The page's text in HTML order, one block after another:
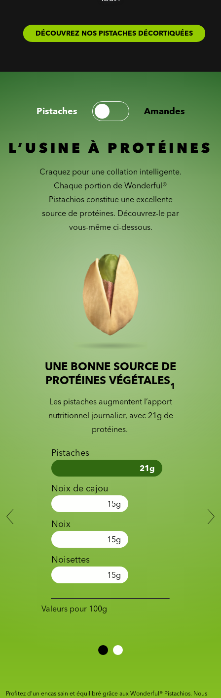
DÉCOUVREZ NOS PISTACHES DÉCORTIQUÉES
Pistaches Amandes
L’USINE À PROTÉINES
Craquez pour une collation intelligente.
Chaque portion de Wonderful®
Pistachios constitue une excellente
source de protéines. Découvrez-le par
vous-même ci-dessous.
Slider with nutrition information
Slide 1 of 2
UNE BONNE SOURCE DE
PROTÉINES VÉGÉTALES1
Les pistaches augmentent l’apport
nutritionnel journalier, avec 21g de
protéines.
Pistaches
21g
Noix de cajou
15g
Noix
15g
Noisettes
15g
Valeurs pour 100g
Profitez d’un encas sain et équilibré grâce aux Wonderful® Pistachios. Nous